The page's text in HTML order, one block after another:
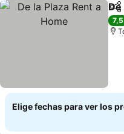
De
7,5
Elige fechas para ver los